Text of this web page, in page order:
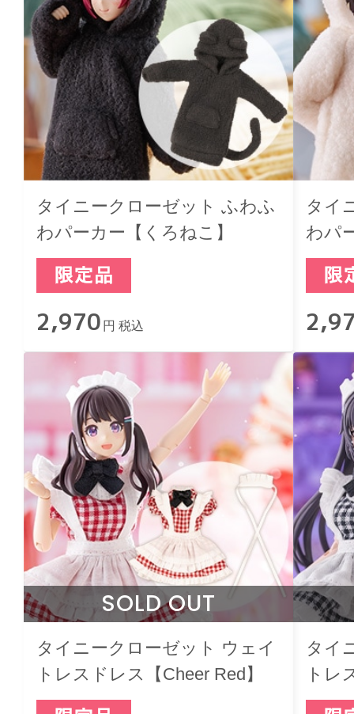
タイニークローゼット ふわふ
わパーカー【くろねこ】
2,970 円 税込
タイ
わパ
SOLD OUT
タイニークローゼット ウェイ
トレスドレス【Cheer Red】
タイ
トレ
Black